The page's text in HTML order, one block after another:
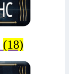
(18)